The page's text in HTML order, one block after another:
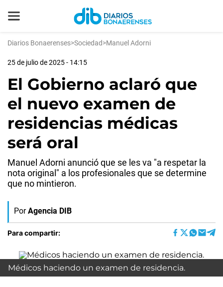
Diarios Bonaerenses>Sociedad>Manuel Adorni
25 de julio de 2025 - 14:15
El Gobierno aclaró que
el nuevo examen de
residencias médicas
será oral
Manuel Adorni anunció que se les va "a respetar la
nota original" a los profesionales que se determine
que no mintieron.
Por Agencia DIB
Para compartir:
Médicos haciendo un examen de residencia.